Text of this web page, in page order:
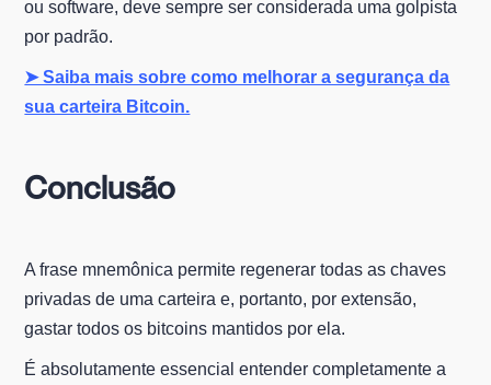
ou software, deve sempre ser considerada uma golpista
por padrão.
➤ Saiba mais sobre como melhorar a segurança da
sua carteira Bitcoin.
Conclusão
A frase mnemônica permite regenerar todas as chaves
privadas de uma carteira e, portanto, por extensão,
gastar todos os bitcoins mantidos por ela.
É absolutamente essencial entender completamente a